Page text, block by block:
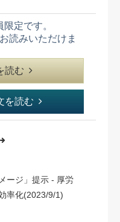
定です。
読みいただけま
読む
を読む
ージ」提示 - 厚労
率化(2023/9/1)